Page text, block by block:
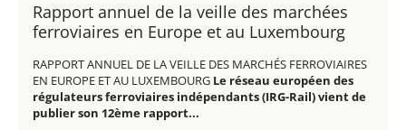
Rapport annuel de la veille des marchées
ferroviaires en Europe et au Luxembourg
RAPPORT ANNUEL DE LA VEILLE DES MARCHÉS FERROVIAIRES
EN EUROPE ET AU LUXEMBOURG Le réseau européen des
régulateurs ferroviaires indépendants (IRG-Rail) vient de
publier son 12ème rapport...